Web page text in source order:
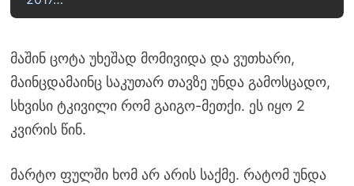
მაშინ ცოტა უხეშად მომივიდა და ვუთხარი,
მაინცდამაინც საკუთარ თავზე უნდა გამოსცადო,
სხვისი ტკივილი რომ გაიგო-მეთქი. ეს იყო 2
კვირის წინ.
მარტო ფულში ხომ არ არის საქმე. რატომ უნდა